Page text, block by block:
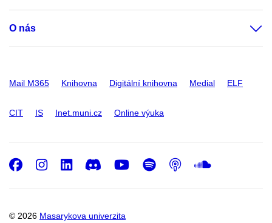
O nás
Mail M365 Knihovna Digitální knihovna Medial ELF
CIT IS Inet.muni.cz Online výuka
© 2026 Masarykova univerzita
Facebook
Instagram
LinkedIn
DiscordYoutube
Spotify
Podcast